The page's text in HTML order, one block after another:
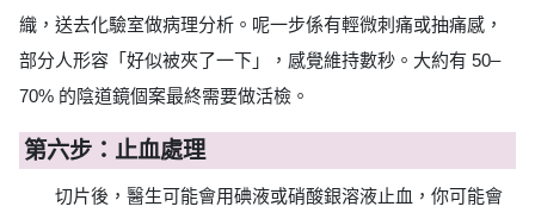
織，送去化驗室做病理分析。呢一步係有輕微刺痛或抽痛感，
部分人形容「好似被夾了一下」，感覺維持數秒。大約有 50–
70% 的陰道鏡個案最終需要做活檢。
第六步：止血處理
切片後，醫生可能會用碘液或硝酸銀溶液止血，你可能會